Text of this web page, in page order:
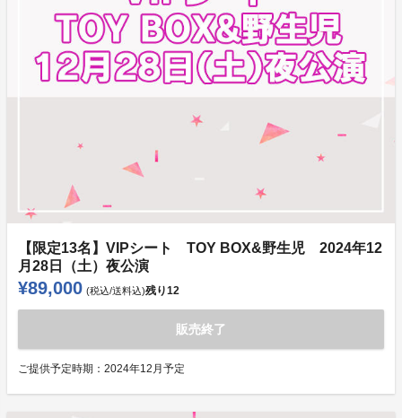
【限定13名】VIPシート TOY BOX&野生児 2024年12
月28日（土）夜公演
¥89,000 (税込/送料込)残り12
販売終了
ご提供予定時期： 2024年12月予定